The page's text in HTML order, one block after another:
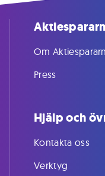
Om
Press
Hjälp och
Kontakta oss
Verktyg